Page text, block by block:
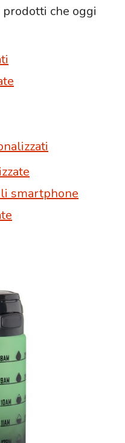
prodotti che oggi
smartphone